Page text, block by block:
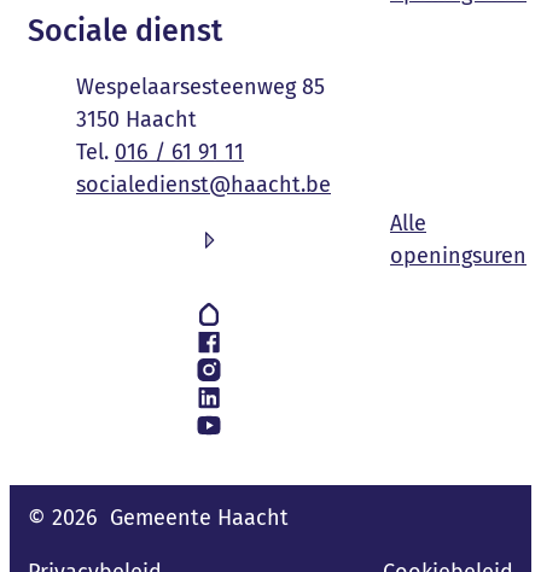
Sociale dienst
AdresWespelaarsesteenweg 85
,3150 Haacht
016 / 61 91 11
E-mailsocialedienst@haacht.be
Alle
openingsuren
Volg ons op
© 2026 Gemeente Haacht